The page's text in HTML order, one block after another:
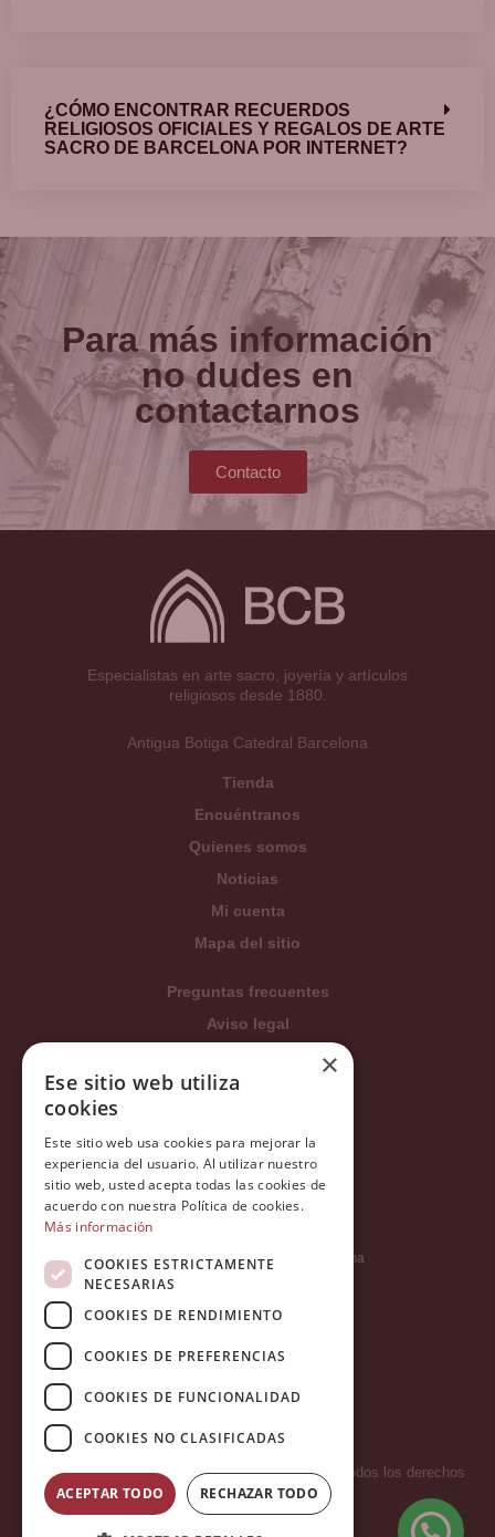
¿CÓMO ENCONTRAR RECUERDOS
RELIGIOSOS OFICIALES Y REGALOS DE ARTE
SACRO DE BARCELONA POR INTERNET?
Para más información
no dudes en
contactarnos
Contacto
Especialistas en arte sacro, joyería y artículos
religiosos desde 1880.
Antigua Botiga Catedral Barcelona
Tienda
Encuéntranos
Quienes somos
Noticias
Mi cuenta
Mapa del sitio
Preguntas frecuentes
Aviso legal
Condiciones generales
Política de privacidad
Política Integrada
Tratamiento de datos
Carrer del Duc, 12 - 08002 Barcelona
Copyright 2026 © LA HORMIGA DE ORO S.L. - Todos los derechos
reservados.
×
Ese sitio web utiliza
cookies
Este sitio web usa cookies para mejorar la
experiencia del usuario. Al utilizar nuestro
sitio web, usted acepta todas las cookies de
acuerdo con nuestra Política de cookies.
Más información
COOKIES ESTRICTAMENTE
NECESARIAS
COOKIES DE RENDIMIENTO
COOKIES DE PREFERENCIAS
COOKIES DE FUNCIONALIDAD
COOKIES NO CLASIFICADAS
ACEPTAR TODO RECHAZAR TODO